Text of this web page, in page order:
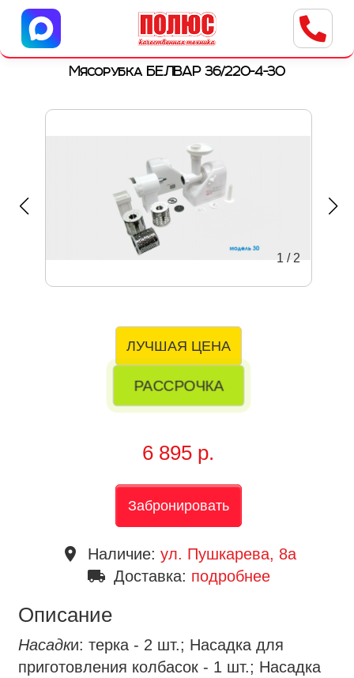
Центр бытовой техники
г. Ульяновск, ул. Пушкарева, 8a
Мясорубка БЕЛВАР 36/220-4-30
1 / 2
ЛУЧШАЯ ЦЕНА
РАССРОЧКА
6 895 р.
Забронировать
place Наличие: ул. Пушкарева, 8a
local_shipping Доставка: подробнее
Описание
Насадки: терка - 2 шт.; Насадка для
приготовления колбасок - 1 шт.; Насадка